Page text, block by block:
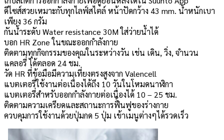
ดีไซส์สวยเหมาะกับทุกไลฟ์สไตล์ หน้าปัดกว้าง 43 mm. น้ำหนักเบา
เพียง 36 กรัม
กันน้ำระดับ Water resistance 30M ใส่ว่ายน้ำได้
บอก HR Zone ในขณะออกกำลังกาย
ติดตามทุกกิจกรรมของคุณในระหว่างวัน เช่น เดิน, วิ่ง, จำนวน
แคลอรี่ ได้ตลอด 24 ชม.
วัด HR ที่ข้อมือมีความเที่ยงตรงสูงจาก Valencell
แบตเตอรี่ใช้งานต่อเนื่องได้ถึง 10 วันในโหมดนาฬิกา
แบตเตอรี่สำหรับออกกำลังกายต่อเนื่องได้ 10 – 25 ชม.
ติดตามความเครียดและสถานะการฟื้นฟูของร่างกาย
ควบคุมการใช้งานด้วยปุ่มกด 5 ปุ่ม เข้าเมนูต่างๆได้รวดเร็ว